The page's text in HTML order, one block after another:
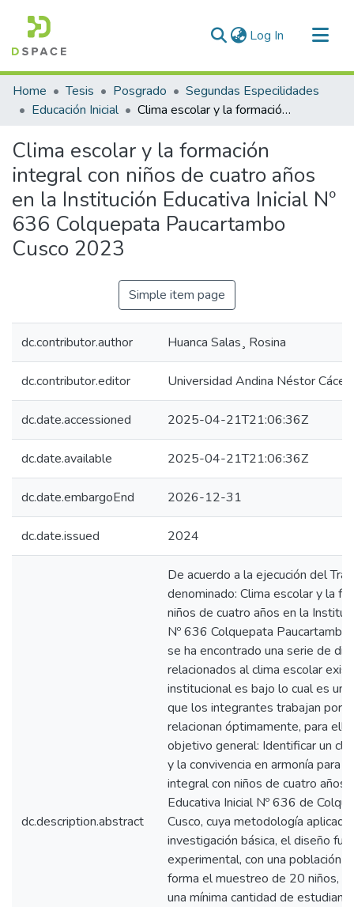
Log In (current)
Communities & Collections
All of DSpace
Home Tesis Posgrado
Segundas Especilidades
Educación Inicial
Clima escolar y la formación integral con niños de cuatro años en la Institución Educativa Inicial Nº 636 Colquepata Paucartambo Cusco 2023
Clima escolar y la formación
integral con niños de cuatro años
en la Institución Educativa Inicial Nº
636 Colquepata Paucartambo
Cusco 2023
Simple item page
dc.contributor.author Huanca Salas¸ Rosina
dc.contributor.editor Universidad Andina Néstor
dc.date.accessioned 2025-04-21T21:06:36Z
dc.date.available 2025-04-21T21:06:36Z
dc.date.embargoEnd 2026-12-31
dc.date.issued 2024
dc.description.abstract
De acuerdo a la ejecución del
denominado: Clima escolar y la
niños de cuatro años en la
Nº 636 Colquepata
se ha encontrado una serie de
relacionados al clima escolar
institucional es bajo lo cual es un
que los integrantes trabajan por
relacionan óptimamente, para
objetivo general: Identificar un
y la convivencia en armonía para
integral con niños de cuatro años
Educativa Inicial Nº 636 de
Cusco, cuya metodología aplicada
investigación básica, el diseño
experimental, con una población
forma el muestreo de 20 niños,
una mínima cantidad de